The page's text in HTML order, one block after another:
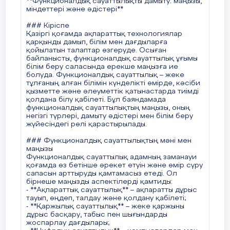
коммуникативтік және басқарушылық
дағдыларын жетілдіреді.
#### 4. **Ақпараттық-коммуникациялық
технологияларды (АКТ) пайдалану**
Қазіргі таңда сандық технологиялар
функционалдық сауаттылықтың маңызды бөлігі
болып табылады. Оқушыларға интернет-
ресурстарды қолдануды, электрондық
оқулықтармен жұмыс істеуді, онлайн курстардан
білім алуды үйрету маңызды.
#### 5. **Пәнаралық байланыс**
Функционалдық сауаттылықты дамыту үшін
әртүрлі пәндер бойынша интеграцияланған
сабақтар өткізу қажет. Мысалы, математика
сабақтарында қаржылық сауаттылық
элементтерін қосу немесе тарих сабақтарында
құқықтық сауаттылықты дамытуға назар аудару.
#### 6. **Жеке оқыту әдістері**
Әр оқушының қабілеті мен қажеттілігіне қарай
оқыту тәсілдерін бейімдеу – функционалдық
сауаттылықты дамытудағы маңызды бағыттардың
бірі. Бұл тәсіл арқылы оқушылар өздеріне
ыңғайлы білім алу жолдарын таңдап, өз бетінше
оқуға бейімделеді.
міндеттері және әдістері**
### Кіріспе
Қазіргі қоғамда ақпараттық технологиялар
қарқынды дамып, білім мен дағдыларға
қойылатын талаптар өзгеруде. Осыған
байланысты, функционалдық сауаттылық ұғымы
білім беру саласында ерекше маңызға ие
болуда. Функционалдық сауаттылық – жеке
тұлғаның алған білімін күнделікті өмірде, кәсіби
қызметте және әлеуметтік қатынастарда тиімді
қолдана білу қабілеті. Бұл баяндамада
функционалдық сауаттылықтың маңызы, оның
негізгі түрлері, дамыту әдістері мен білім беру
жүйесіндегі рөлі қарастырылады.
### Функционалдық сауаттылықтың мәні мен
маңызы
Функционалдық сауаттылық адамның заманауи
қоғамда өз бетінше әрекет етуін және өмір сүру
сапасын арттыруды қамтамасыз етеді. Ол
бірнеше маңызды аспектілерді қамтиды:
- **Ақпараттық сауаттылық** – ақпаратты дұрыс
тауып, өңдеп, талдау және қолдану қабілеті;
- **Қаржылық сауаттылық** – жеке қаржыны
дұрыс басқару, табыс пен шығындарды
жоспарлау дағдылары;